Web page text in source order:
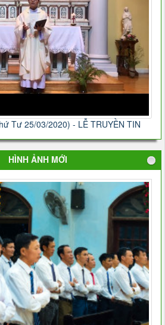
Tư 25/03/2020) - LỄ TRUYỀN TIN
HÌNH ẢNH MỚI